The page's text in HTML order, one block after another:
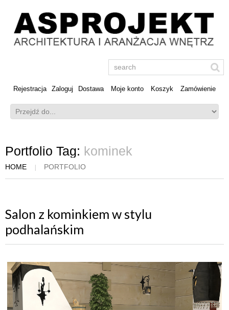
Rejestracja Zaloguj Dostawa Moje konto Koszyk Zamówienie
Portfolio Tag: kominek
HOME PORTFOLIO
Salon z kominkiem w stylu
podhalańskim